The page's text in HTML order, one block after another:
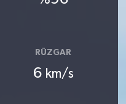
RÜZGAR
6 km/s